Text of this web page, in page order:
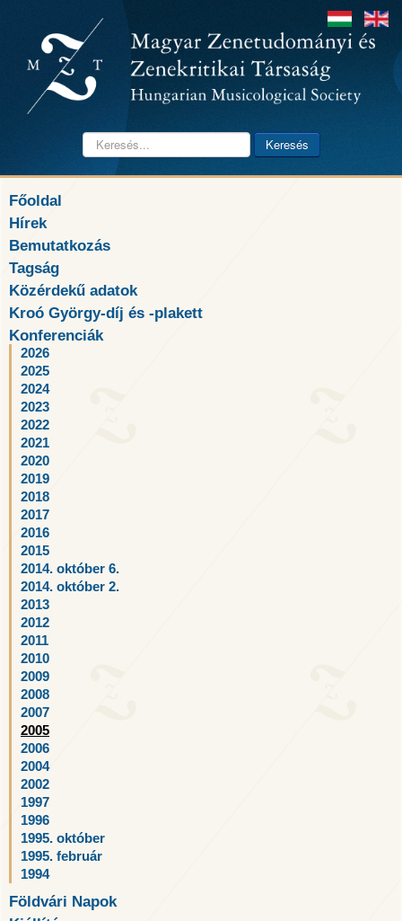
Keresés... Keresés
Főoldal
Hírek
Bemutatkozás
Tagság
Közérdekű adatok
Kroó György-díj és -plakett
Konferenciák
2026
2025
2024
2023
2022
2021
2020
2019
2018
2017
2016
2015
2014. október 6.
2014. október 2.
2013
2012
2011
2010
2009
2008
2007
2005
2006
2004
2002
1997
1996
1995. október
1995. február
1994
Földvári Napok